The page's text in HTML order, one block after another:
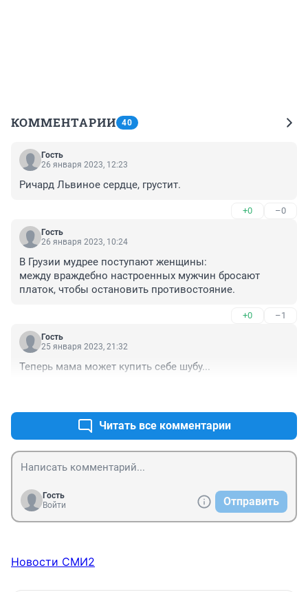
КОММЕНТАРИИ 40
Гость
26 января 2023, 12:23
Ричард Львиное сердце, грустит.
+0 –0
Гость
26 января 2023, 10:24
В Грузии мудрее поступают женщины:
между враждебно настроенных мужчин бросают
платок, чтобы остановить противостояние.
+0 –1
Гость
25 января 2023, 21:32
Теперь мама может купить себе шубу...
Читать все комментарии
Гость
Войти
Отправить
Новости СМИ2